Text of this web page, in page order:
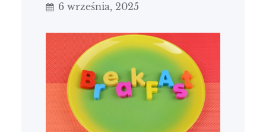
6 września, 2025